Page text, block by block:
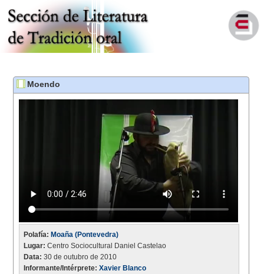
Moendo
Polafía: Moaña (Pontevedra)
Lugar: Centro Sociocultural Daniel Castelao
Data: 30 de outubro de 2010
Informante/Intérprete: Xavier Blanco